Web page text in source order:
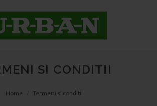
SI CONDITII
Home Termeni si conditii